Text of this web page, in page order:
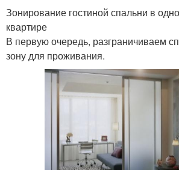
Зонирование гостиной спальни в
квартире
В первую очередь, разграничиваем
зону для проживания.